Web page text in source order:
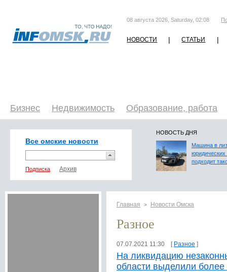
08 августа 2026, Saturday, 02:08
НОВОСТИ | СТАТЬИ |
Бизнес Недвижимость Образование, работа
Все омские новости
Подписка
НОВОСТЬ ДНЯ
Машина в
юридических
подходит
Главная > Новости Омска
Разное
07.07.2021 11:30 [ Разное ]
На ликвидацию
области выделили